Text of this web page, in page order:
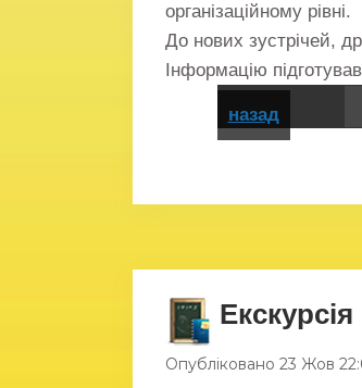
організаційному рівні.
До нових зустрічей,
Інформацію
назад
Опубліковано 23 Жов